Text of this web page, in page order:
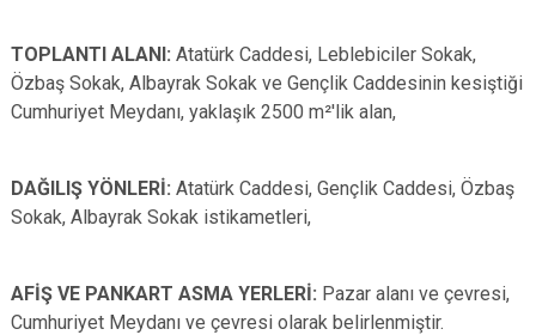
TOPLANTI ALANI: Atatürk Caddesi, Leblebiciler Sokak,
Özbaş Sokak, Albayrak Sokak ve Gençlik Caddesinin kesiştiği
Cumhuriyet Meydanı, yaklaşık 2500 m²'lik alan,
DAĞILIŞ YÖNLERİ: Atatürk Caddesi, Gençlik Caddesi, Özbaş
Sokak, Albayrak Sokak istikametleri,
AFİŞ VE PANKART ASMA YERLERİ: Pazar alanı ve çevresi,
Cumhuriyet Meydanı ve çevresi olarak belirlenmiştir.